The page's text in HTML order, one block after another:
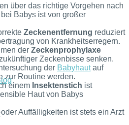
über das richtige Vorgehen nach
bei Babys ist von großer
Zeckenentfernung reduziert
von Krankheitserregern.
der Zeckenprophylaxe
Zeckenbisse senken.
der Babyhautauf
zur Routine werden.
einem Insektenstich ist
Haut von Babys
Auffälligkeiten ist stets ein Arzt